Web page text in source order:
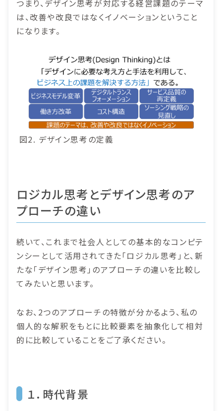
つまり、デザイン思考が対応する経営課題のテーマ
は、改善や改良ではなくイノベーションということ
になります。
図2. デザイン思考の定義
ロジカル思考とデザイン思考のア
プローチの違い
続いて、これまで社会人としての基本的なコンピテ
ンシーとして活用されてきた「ロジカル思考」と、新
たな「デザイン思考」のアプローチの違いを比較し
てみたいと思います。
なお、2つのアプローチの特徴が分かるよう、私の
個人的な解釈をもとに比較要素を抽象化して相対
的に比較していることをご了承ください。
１．時代背景